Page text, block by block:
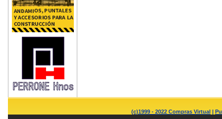
(c)1999 - 2022 Compras Virtual |